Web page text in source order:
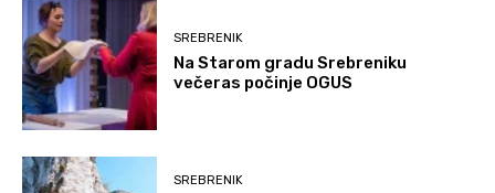
SREBRENIK
Na Starom gradu Srebreniku
večeras počinje OGUS
SREBRENIK